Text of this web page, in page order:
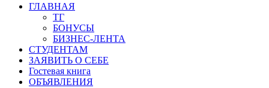
ГЛАВНАЯ
ТГ
БОНУСЫ
БИЗНЕС-ЛЕНТА
СТУДЕНТАМ
ЗАЯВИТЬ О СЕБЕ
Гостевая книга
ОБЪЯВЛЕНИЯ